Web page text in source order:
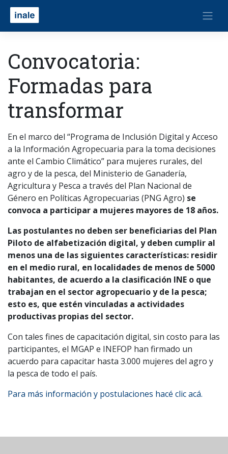
Convocatoria:
Formadas para
transformar
En el marco del “Programa de Inclusión Digital y Acceso
a la Información Agropecuaria para la toma decisiones
ante el Cambio Climático” para mujeres rurales, del
agro y de la pesca, del Ministerio de Ganadería,
Agricultura y Pesca a través del Plan Nacional de
Género en Políticas Agropecuarias (PNG Agro) se
convoca a participar a mujeres mayores de 18 años.
Las postulantes no deben ser beneficiarias del Plan
Piloto de alfabetización digital, y deben cumplir al
menos una de las siguientes características: residir
en el medio rural, en localidades de menos de 5000
habitantes, de acuerdo a la clasificación INE o que
trabajan en el sector agropecuario y de la pesca;
esto es, que estén vinculadas a actividades
productivas propias del sector.
Con tales fines de capacitación digital, sin costo para las
participantes, el MGAP e INEFOP han firmado un
acuerdo para capacitar hasta 3.000 mujeres del agro y
la pesca de todo el país.
Para más información y postulaciones hacé clic acá.